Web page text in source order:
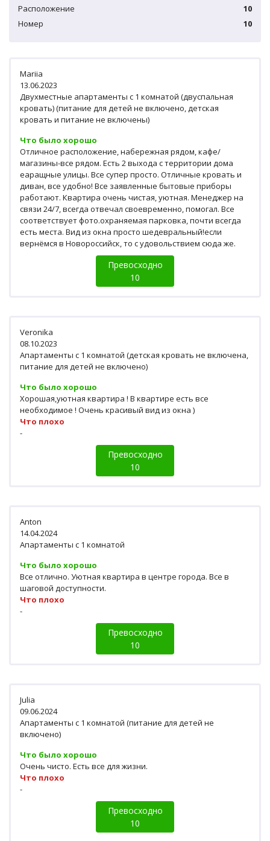
Расположение
10
Номер
10
Mariia
13.06.2023
Двухместные апартаменты c 1 комнатой (двуспальная
кровать) (питание для детей не включено, детская
кровать и питание не включены)
Что было хорошо
Отличное расположение, набережная рядом, кафе/
магазины-все рядом. Есть 2 выхода с территории дома
еаращные улицы. Все супер просто. Отличные кровать и
диван, все удобно! Все заявленные бытовые приборы
работают. Квартира очень чистая, уютная. Менеджер на
связи 24/7, всегда отвечал своевременно, помогал. Все
соответствует фото.охраняемая парковка, почти всегда
есть места. Вид из окна просто шедевральный!если
вернёмся в Новороссийск, то с удовольствием сюда же.
Превосходно
10
Veronika
08.10.2023
Апартаменты c 1 комнатой (детская кровать не включена,
питание для детей не включено)
Что было хорошо
Хорошая,уютная квартира ! В квартире есть все
необходимое ! Очень красивый вид из окна )
Что плохо
-
Превосходно
10
Anton
14.04.2024
Апартаменты c 1 комнатой
Что было хорошо
Все отлично. Уютная квартира в центре города. Все в
шаговой доступности.
Что плохо
-
Превосходно
10
Julia
09.06.2024
Апартаменты c 1 комнатой (питание для детей не
включено)
Что было хорошо
Очень чисто. Есть все для жизни.
Что плохо
-
Превосходно
10